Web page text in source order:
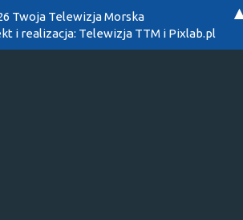
Twoja Telewizja Morska
i realizacja: Telewizja TTM i Pixlab.pl